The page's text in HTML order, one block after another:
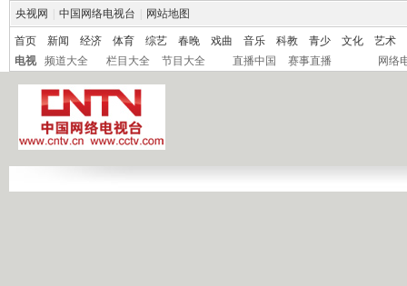
央视网 中国网络电视台 网站地图
首页 新闻 经济 体育 综艺 春晚 戏曲 音乐 科教 青少 文化
艺术
电视
频道大全 栏目大全 节目大全 直播中国 赛事直播 网络